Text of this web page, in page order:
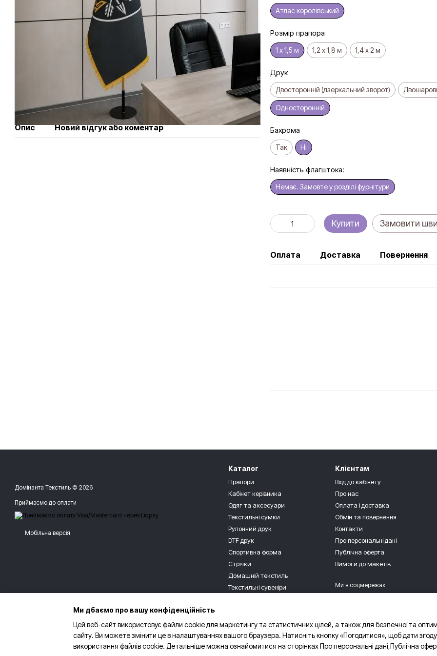
Опис Новий відгук або коментар
Атлас королівський
Розмір прапора
1 х 1,5 м 1,2 х 1,8 м 1,4 х 2 м
Друк
Двосторонній (дзеркальний зворот)
Односторонній
Бахрома
Так Ні
Наявність флагштока:
Немає. Замовте у розділі фурнітури
Купити Замовити
Оплата Доставка Повернення
Домінанта Текстиль © 2026
Приймаємо до оплати
Мобільна версія
Каталог
Прапори
Кабінет керівника
Одяг та аксесуари
Текстильні сумки
Рулонний друк
DTF друк
Спортивна форма
Стрічки
Домашній текстиль
Текстильні сувеніри
Клієнтам
Вхід до кабінету
Про нас
Оплата і доставка
Обмін та повернення
Контакти
Про персональні дані
Публічна оферта
Вимоги до макетів
Ми в соцмережах
Ми дбаємо про вашу конфіденційність
Цей веб-сайт використовує файли cookie для маркетингу та статистичних цілей, а також для безпечної та
сайту. Ви можете змінити це в налаштуваннях вашого браузера. Натисніть кнопку «Погодитися», щоб дати
використання файлів cookie. Детальніше можна ознайомитися на сторінкахПро персональні дані,Публічна